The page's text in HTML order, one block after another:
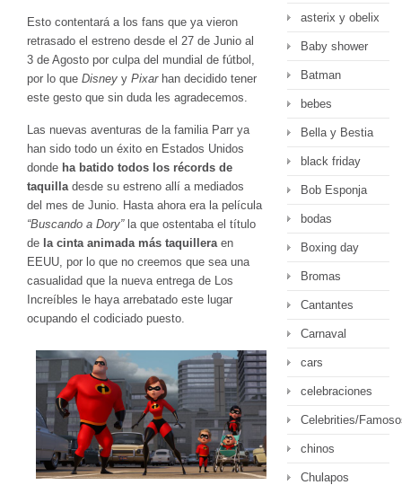
Esto contentará a los fans que ya vieron
retrasado el estreno desde el 27 de Junio al
3 de Agosto por culpa del mundial de fútbol,
por lo que Disney y Pixarhan decidido tener
este gesto que sin duda les agradecemos.
Las nuevas aventuras de la familia Parr ya
han sido todo un éxito en Estados Unidos
donde ha batido todos los récords de
taquilladesde su estreno allí a mediados
del mes de Junio. Hasta ahora era la película
“Buscando a Dory”la que ostentaba el título
de la cinta animada más taquilleraen
EEUU, por lo que no creemos que sea una
casualidad que la nueva entrega de Los
Increíbles le haya arrebatado este lugar
ocupando el codiciado puesto.
asterix y obelix
Baby shower
Batman
bebes
Bella y Bestia
black friday
Bob Esponja
bodas
Boxing day
Bromas
Cantantes
Carnaval
cars
celebraciones
Celebrities/
chinos
Chulapos